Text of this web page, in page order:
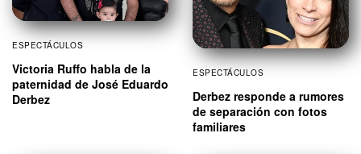
ESPECTÁCULOS
Victoria Ruffo habla de la
paternidad de José Eduardo
Derbez
ESPECTÁCULOS
Derbez responde a rumores
de separación con fotos
familiares